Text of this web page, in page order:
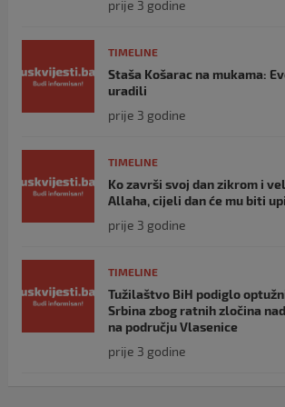
prije 3 godine
TIMELINE
Staša Košarac na mukama:
uradili
prije 3 godine
TIMELINE
Ko završi svoj dan zikrom i
Allaha, cijeli dan će mu biti
prije 3 godine
TIMELINE
Tužilaštvo BiH podiglo
Srbina zbog ratnih zločina
na području Vlasenice
prije 3 godine